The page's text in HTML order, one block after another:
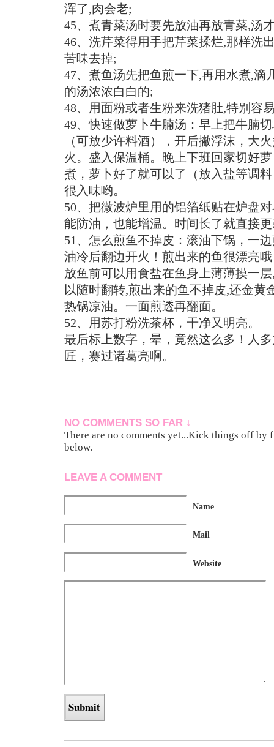
浑了,肉会老;
45、煮青菜汤时要先放油再放青菜,汤
46、洗芹菜得用手把芹菜揉烂,那样洗
苦味去掉;
47、煮鱼汤先把鱼煎一下,再用水煮,滴
的汤浓浓白白的;
48、用面粉或者生粉来洗猪肚,特别容
49、快速做萝卜牛腩汤：早上把牛腩
（可放少许料酒），开后撇浮沫，大
火。盛入保温桶。晚上下班回家切好
煮，萝卜好了就可以了（放入盐等调
很入味哟。
50、把微波炉里用的铝箔纸贴在炉盘
能防油，也能增温。时间长了就直接
51、怎么煎鱼不掉皮：滚油下锅，一
油冷后翻边开火！煎出来的鱼很漂亮
放鱼前可以用食盐在鱼身上薄薄摸一
以随时翻转,煎出来的鱼不掉皮,还金黄
热锅凉油。一面煎透再翻面。
52、用苏打粉洗茶杯，干净又明亮。
最后标上数字，晕，竟然这么多！人
匠，赛过诸葛亮啊。
NO COMMENTS SO FAR ↓
There are no comments yet...Kick things off
below.
LEAVE A COMMENT
Name
Mail
Website